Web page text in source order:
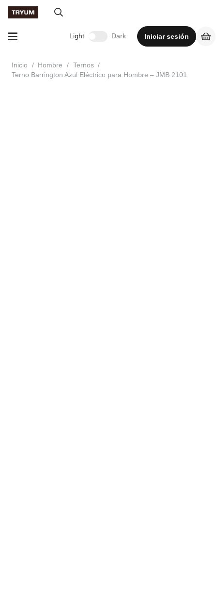
Light Dark Iniciar sesión
Inicio / Hombre / Ternos /
Terno Barrington Azul Eléctrico para Hombre – JMB 2101